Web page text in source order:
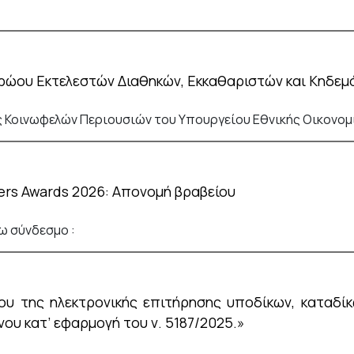
Εκτελεστών Διαθηκών, Εκκαθαριστών και
Περιουσιών του Υπουργείου Εθνικής
Awards 2026: Απονομή βραβείου
σύνδεσμο :
της ηλεκτρονικής επιτήρησης υποδίκων,
κατ’ εφαρμογή του ν. 5187/2025.»